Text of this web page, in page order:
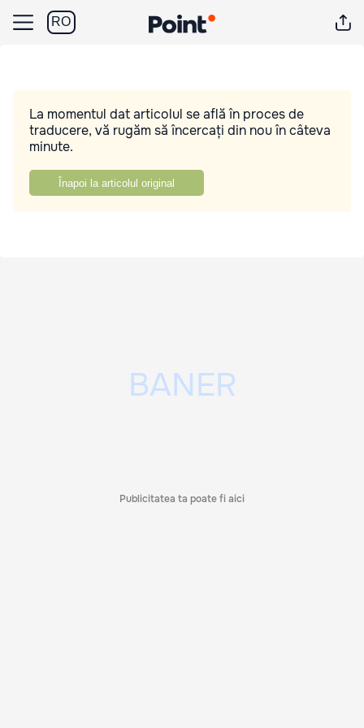
RO
La momentul dat articolul se află în proces de
traducere, vă rugăm să încercați din nou în câteva
minute.
Înapoi la articolul original
Publicitatea ta poate fi aici